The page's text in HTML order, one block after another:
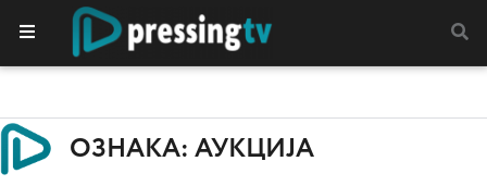
ОЗНАКА: АУКЦИЈА